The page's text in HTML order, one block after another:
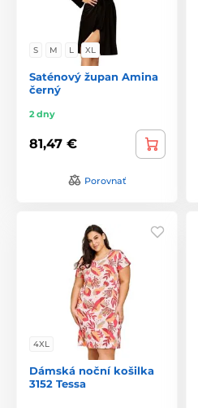
S M L XL
Saténový župan Amina
černý
2 dny
81,47 €
Porovnať
4XL
Dámská noční košilka
3152 Tessa